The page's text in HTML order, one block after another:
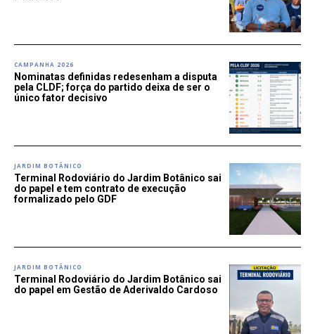
CAMPANHA 2026
Nominatas definidas redesenham a disputa
pela CLDF; força do partido deixa de ser o
único fator decisivo
JARDIM BOTÂNICO
Terminal Rodoviário do Jardim Botânico sai
do papel e tem contrato de execução
formalizado pelo GDF
JARDIM BOTÂNICO
Terminal Rodoviário do Jardim Botânico sai
do papel em Gestão de Aderivaldo Cardoso